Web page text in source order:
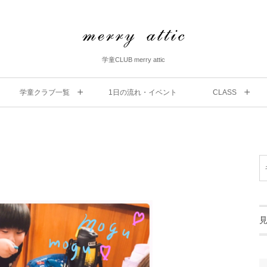
学童CLUB merry attic
学童クラブ一覧 1⽇の流れ・イベント CLASS